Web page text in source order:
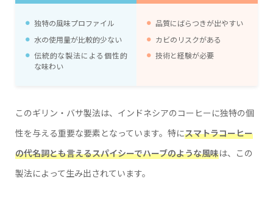
独特の風味プロファイル
水の使用量が比較的少ない
伝統的な製法による個性的
な味わい
品質にばらつきが出やすい
カビのリスクがある
技術と経験が必要
このギリン・バサ製法は、インドネシアのコーヒーに独特の個
性を与える重要な要素となっています。特にスマトラコーヒー
の代名詞とも言えるスパイシーでハーブのような風味は、この
製法によって生み出されています。